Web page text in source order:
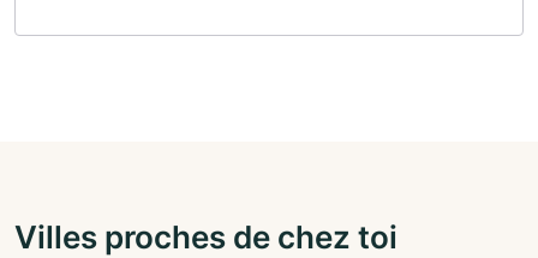
Villes proches de chez toi